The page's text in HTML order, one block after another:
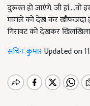
दुरूस्त हो जाएंगे. जी
मामले को देख कर खौफजदा
गिरावट को देखकर
सचिन कुमारUpdated on